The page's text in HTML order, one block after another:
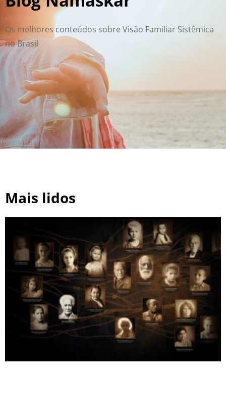
Os melhores conteúdos sobre Visão Familiar Sistêmica
no Brasil
Mais lidos